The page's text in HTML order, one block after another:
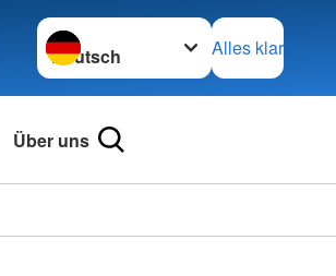
Sprache wechseln zu
Alles klar
Über uns